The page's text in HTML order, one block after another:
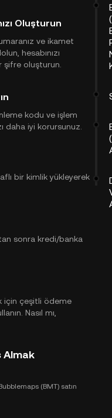
Oluşturun
ve ikamet
hesabınızı
oluşturun.
kodu ve işlem
daha iyi korursunuz.
bir kimlik yükleyerek
sonra kredi/banka
için çeşitli ödeme
Nasıl mı,
Almak
(BMT) satın